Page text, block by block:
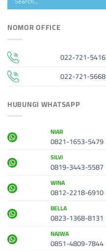
NOMOR OFFICE
022-721-5416
022-721-5668
HUBUNGI WHATSAPP
NIAR
0821-1653-5479
SILVI
0819-3443-5587
WINA
0812-2218-6910
BELLA
0823-1368-8131
NAJWA
0851-4809-7844